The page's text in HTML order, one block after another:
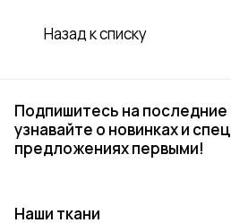
Назад к списку
Подпишитесь на последние
узнавайте о новинках и
предложениях первыми!
Наши ткани